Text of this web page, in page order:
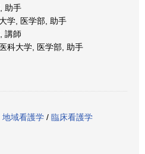
助手
学, 医学部, 助手
講師
科大学, 医学部, 助手
地域看護学 / 臨床看護学